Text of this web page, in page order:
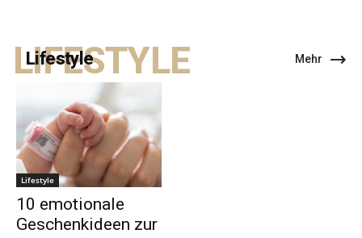
Lifestyle
LIFESTYLE Mehr
Lifestyle
10 emotionale
Geschenkideen zur